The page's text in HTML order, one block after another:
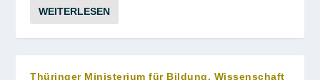
WEITERLESEN
Thüringer Ministerium für Bildung, Wissenschaft